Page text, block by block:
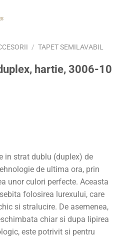
/ TAPET SEMILAVABIL
hartie, 3006-10
in strat dublu (duplex) de
de ultima ora, prin
unor culori perfecte. Aceasta
folosirea lurexului, care
si stralucire. De asemenea,
chiar si dupa lipirea
este potrivit si pentru